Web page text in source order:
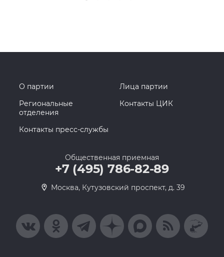
О партии
Лица партии
Региональные
отделения
Контакты ЦИК
Контакты пресс-службы
Общественная приемная
+7 (495) 786-82-89
Москва, Кутузовский проспект, д. 39